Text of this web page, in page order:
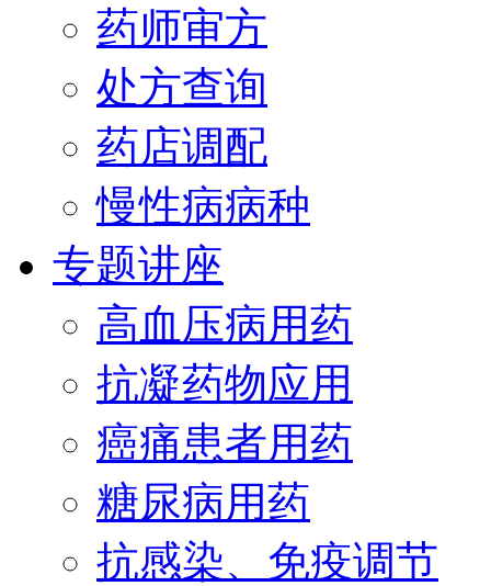
药师审方
处方查询
药店调配
慢性病病种
专题讲座
高血压病用药
抗凝药物应用
癌痛患者用药
糖尿病用药
抗感染、免疫调节